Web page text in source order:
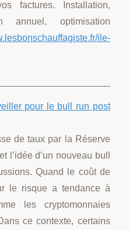
factures. Installation,
annuel, optimisation
ile-
pour le bull run post
de taux par la Réserve
l’idée d’un nouveau bull
Quand le coût de
le risque a tendance à
les cryptomonnaies
ce contexte, certains